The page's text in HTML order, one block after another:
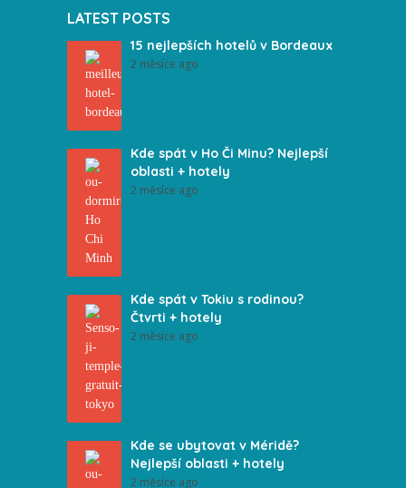
LATEST POSTS
15 nejlepších hotelů v Bordeaux
2 měsíce ago
Kde spát v Ho Či Minu? Nejlepší
oblasti + hotely
2 měsíce ago
Kde spát v Tokiu s rodinou?
Čtvrti + hotely
2 měsíce ago
Kde se ubytovat v Méridě?
Nejlepší oblasti + hotely
2 měsíce ago